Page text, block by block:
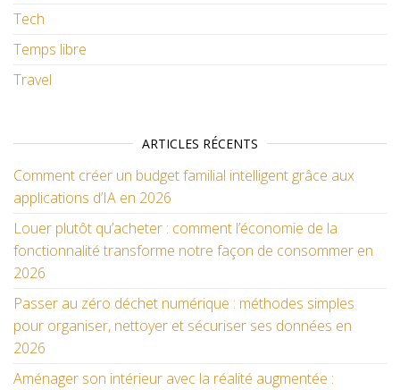
Tech
Temps libre
Travel
ARTICLES RÉCENTS
Comment créer un budget familial intelligent grâce aux
applications d’IA en 2026
Louer plutôt qu’acheter : comment l’économie de la
fonctionnalité transforme notre façon de consommer en
2026
Passer au zéro déchet numérique : méthodes simples
pour organiser, nettoyer et sécuriser ses données en
2026
Aménager son intérieur avec la réalité augmentée :